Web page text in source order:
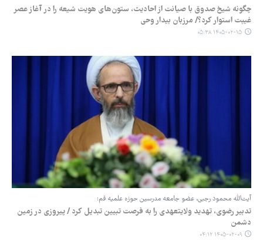
چگونه شیخ صدوق با صیانت از احادیث، ستون‌های هویت شیعه را در آغاز عصر
غیبت استوار کرد؟/ مرزبان بیدار وحی
۱۴۰۵-۰۲-۱۵ ۰۵:۳۸
آیت‌الله محمود رجبی، عضو جامعه مدرسین حوزه علمیه قم:
تدبیر رضوی، تهدید ولایتعهدی را به فرصت تبیین تبدیل کرد / پیروزی در زمین
دشمن
۱۴۰۵-۰۲-۰۹ ۰۴:۱۲